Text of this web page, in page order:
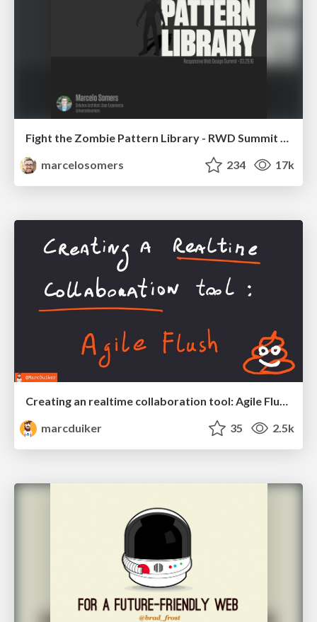
Fight the Zombie Pattern Library - RWD Summit 2016
marcelosomers
234 17k
Creating an realtime collaboration tool: Agile Flush - .NET Oxford
marcduiker
35 2.5k